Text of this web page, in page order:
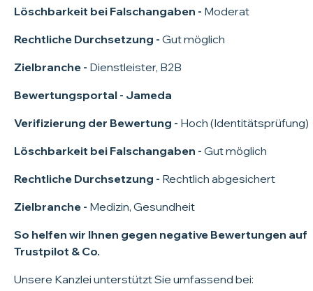
Löschbarkeit bei Falschangaben - Moderat
Rechtliche Durchsetzung - Gut möglich
Zielbranche - Dienstleister, B2B
Bewertungsportal - Jameda
Verifizierung der Bewertung - Hoch (Identitätsprüfung)
Löschbarkeit bei Falschangaben - Gut möglich
Rechtliche Durchsetzung - Rechtlich abgesichert
Zielbranche - Medizin, Gesundheit
So helfen wir Ihnen gegen negative Bewertungen auf
Trustpilot & Co.
Unsere Kanzlei unterstützt Sie umfassend bei: